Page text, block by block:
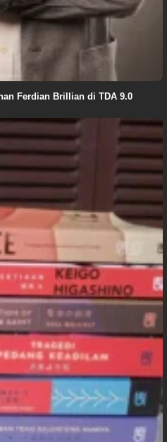
Ferdian Brillian di TDA 9.0